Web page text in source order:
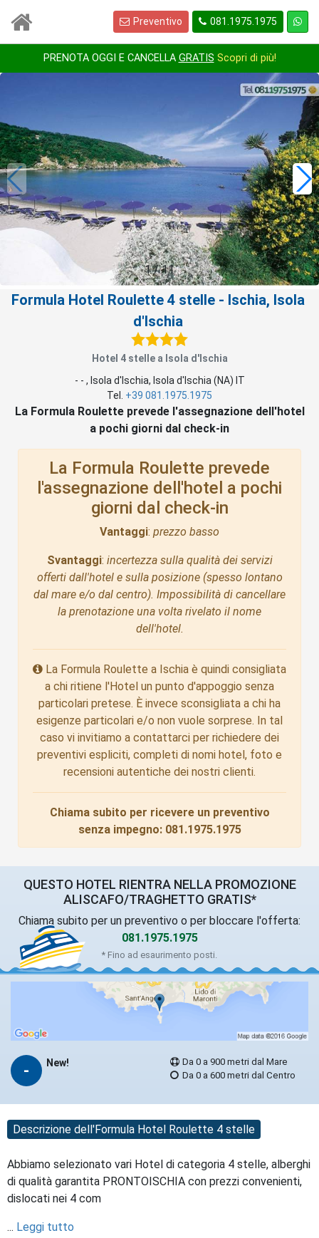
Preventivo 081.1975.1975
PRENOTA OGGI E CANCELLA GRATIS Scopri di più!
1/11
Formula Hotel Roulette 4 stelle- Ischia, Isola
d'Ischia
Hotel 4 stelle a Isola d'Ischia
- - , Isola d'Ischia, Isola d'Ischia (NA) IT
Tel. +39 081.1975.1975
La Formula Roulette prevede l'assegnazione dell'hotel
a pochi giorni dal check-in
La Formula Roulette prevede
l'assegnazione dell'hotel a pochi
giorni dal check-in
Vantaggi: prezzo basso
Svantaggi: incertezza sulla qualità dei servizi
offerti dall'hotel e sulla posizione (spesso lontano
dal mare e/o dal centro). Impossibilità di cancellare
la prenotazione una volta rivelato il nome
dell'hotel.
La Formula Roulette a Ischia è quindi consigliata
a chi ritiene l'Hotel un punto d'appoggio senza
particolari pretese. È invece sconsigliata a chi ha
esigenze particolari e/o non vuole sorprese. In tal
caso vi invitiamo a contattarci per richiedere dei
preventivi espliciti, completi di nomi hotel, foto e
recensioni autentiche dei nostri clienti.
Chiama subito per ricevere un preventivo
senza impegno: 081.1975.1975
QUESTO HOTEL RIENTRA NELLA PROMOZIONE
ALISCAFO/TRAGHETTO GRATIS*
Chiama subito per un preventivo o per bloccare l'offerta:
081.1975.1975
* Fino ad esaurimento posti.
- New!
Da 0 a 900 metri dal Mare
Da 0 a 600 metri dal Centro
Descrizione dell'Formula Hotel Roulette 4 stelle
Abbiamo selezionato vari Hotel di categoria 4 stelle, alberghi
di qualità garantita PRONTOISCHIA con prezzi convenienti,
dislocati nei 4 com
... Leggi tutto